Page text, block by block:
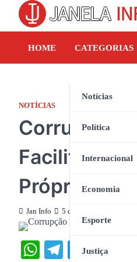
content
HOME CATEGORIAS
Notícias
Política
Internacional
Economia
Esporte
Justiça
NOTÍCIAS
Corrupção
Facilita
Próprio Irmão
Jan Info 5 de outubro de 2024
WhatsApp
Telegram
Twitter